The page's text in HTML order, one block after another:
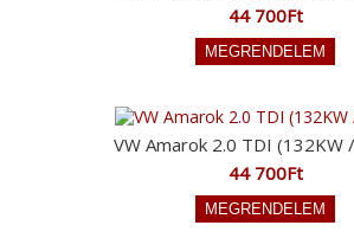
44 700Ft
VW Amarok 2.0 TDI (132KW
44 700Ft